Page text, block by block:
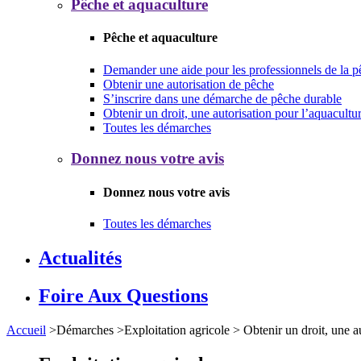
Pêche et aquaculture
Pêche et aquaculture
Demander une aide pour les professionnels de la
Obtenir une autorisation de pêche
S’inscrire dans une démarche de pêche durable
Obtenir un droit, une autorisation pour
Toutes les démarches
Donnez nous votre avis
Donnez nous votre avis
Toutes les démarches
Actualités
Foire Aux Questions
Accueil >Démarches >Exploitation agricole > Obtenir un droit, une